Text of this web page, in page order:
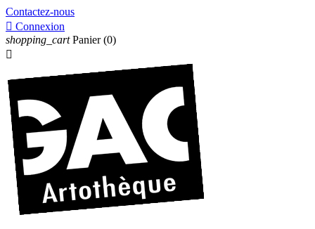
Contactez-nous
 Connexion
shopping_cart Panier (0)
